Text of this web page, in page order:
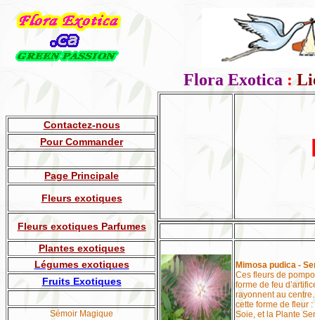
Flora Exotica :
Contactez-nous
Pour Commander
Page Principale
Fleurs exotiques
Fleurs exotiques Parfumes
Plantes exotiques
Légumes exotiques
FruitsExotiques
Sémoir Magique
Mimosa pudica -
Ces fleurs de
forme de feu
rayonnent au
cette forme de fleur
Soie, et la Plante